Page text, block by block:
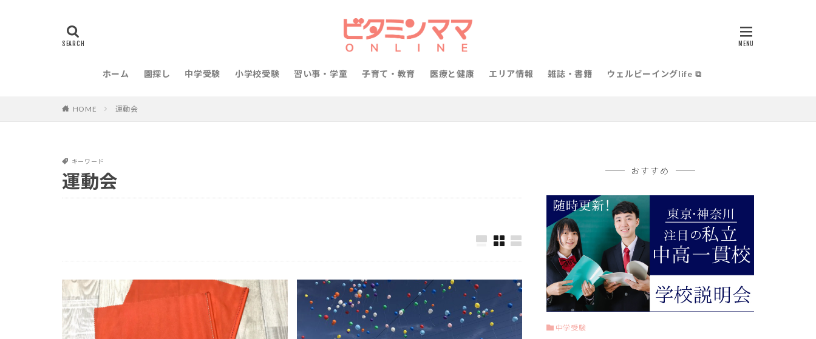
ホーム 園探し 中学受験 小学校受験 習い事・学童 子育て・教育 医療と健康 エリア情報 雑誌・書籍 ウェルビーイングlife ⧉
HOME 運動会
キーワード
運動会 おすすめ
中学受験